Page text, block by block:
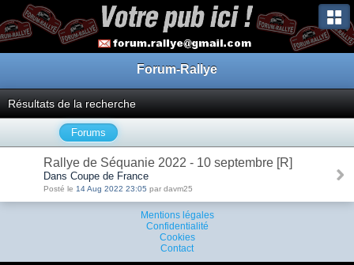
Forum-Rallye
Résultats de la recherche
Forums
Rallye de Séquanie 2022 - 10 septembre [R]
Dans Coupe de France
Posté le 14 Aug 2022 23:05 par davm25
Mentions légales
Confidentialité
Cookies
Contact